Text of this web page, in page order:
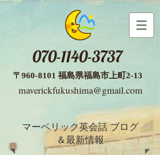
070-1140-3737
​〒960-8101 福島県福島市上町2-13
maverickfukushima@gmail.com
マーベリック英会話 ブログ
＆最新情報